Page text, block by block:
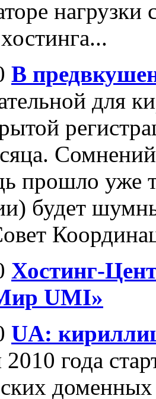
В
для
прошло уже
будет
Хостинг-
UMI»
UA:
2010 года